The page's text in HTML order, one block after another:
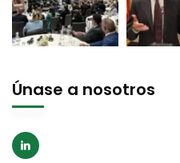
Únase a nosotros